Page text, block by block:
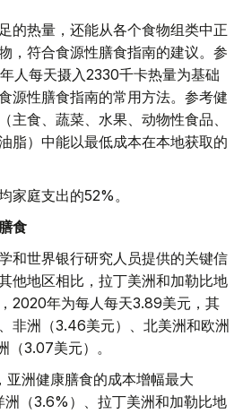
的热量，还能从各个食物组类中正
，符合食源性膳食指南的建议。参
人每天摄入2330千卡热量为基础
源性膳食指南的常用方法。参考健
主食、蔬菜、水果、动物性食品、
脂）中能以最低成本在本地获取的
家庭支出的52%。
食
和世界银行研究人员提供的关键信
他地区相比，拉丁美洲和加勒比地
2020年为每人每天3.89美元，其
非洲（3.46美元）、北美洲和欧洲
（3.07美元）。
洲健康膳食的成本增幅最大
洲（3.6%）、拉丁美洲和加勒比地